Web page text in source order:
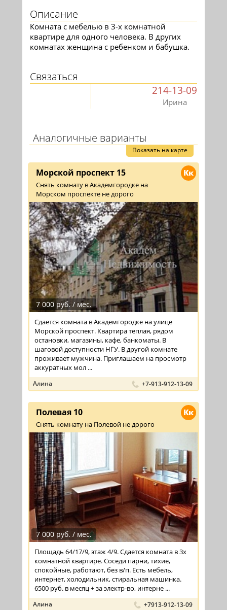
Описание
Комната с мебелью в 3-х комнатной
квартире для одного человека. В других
комнатах женщина с ребенком и бабушка.
Связаться
214-13-09
Ирина
Аналогичные варианты
Показать на карте
Кк
Морской проспект 15
Снять комнату в Академгородке на
Морском проспекте не дорого
7 000 руб. / мес.
Сдается комната в Академгородке на улице
Морской проспект. Квартира теплая, рядом
остановки, магазины, кафе, банкоматы. В
шаговой доступности НГУ. В другой комнате
проживает мужчина. Приглашаем на просмотр
аккуратных мол ...
Алина +7-913-912-13-09
Кк
Полевая 10
Снять комнату на Полевой не дорого
7 000 руб. / мес.
Площадь 64/17/9, этаж 4/9. Сдается комната в 3х
комнатной квартире. Соседи парни, тихие,
спокойные, работают, без в/п. Есть мебель,
интернет, холодильник, стиральная машинка.
6500 руб. в месяц + за электр-во, интерне ...
Алина +7913-912-13-09